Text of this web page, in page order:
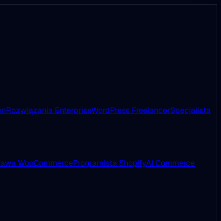
Rozwiązania EnterpriseWordPress FreelancerSpecjalista
WooCommerceProgramista ShopifyAI Commerce